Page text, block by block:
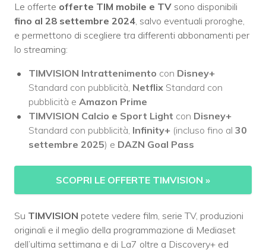
Le offerte offerte TIM mobile e TV sono disponibili
fino al 28 settembre 2024, salvo eventuali proroghe,
e permettono di scegliere tra differenti abbonamenti per
lo streaming:
TIMVISION Intrattenimento con Disney+
Standard con pubblicità, Netflix Standard con
pubblicità e Amazon Prime
TIMVISION Calcio e Sport Light con Disney+
Standard con pubblicità, Infinity+ (incluso fino al 30
settembre 2025) e DAZN Goal Pass
SCOPRI LE OFFERTE TIMVISION »
Su TIMVISION potete vedere film, serie TV, produzioni
originali e il meglio della programmazione di Mediaset
dell’ultima settimana e di La7 oltre a Discovery+ ed